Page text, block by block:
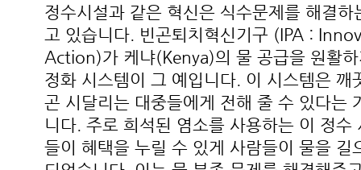
정수시설과 같은 혁신은 식수문제를 해결
고 있습니다. 빈곤퇴치혁신기구 (IPA :
Action)가 케냐(Kenya)의 물 공급을 원활
정화 시스템이 그 예입니다. 이 시스템은 깨
곤 시달리는 대중들에게 전해 줄 수 있다는
니다. 주로 희석된 염소를 사용하는 이 정수
들이 혜택을 누릴 수 있게 사람들이 물을 길